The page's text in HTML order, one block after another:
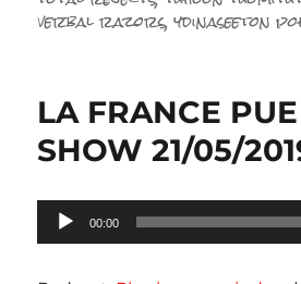
verbal razors,ydinaseeton
LA FRANCE
SHOW 21/05/
Lecteur
audio
00:00